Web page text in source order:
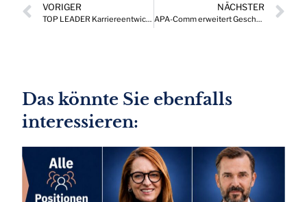
VORIGER
TOP LEADER Karriereentwicklungen, die Drehscheibe wichtiger Positionen in Österreich 02/2026
NÄCHSTER
APA-Comm erweitert Geschäftsleitung
Das könnte Sie ebenfalls
interessieren: